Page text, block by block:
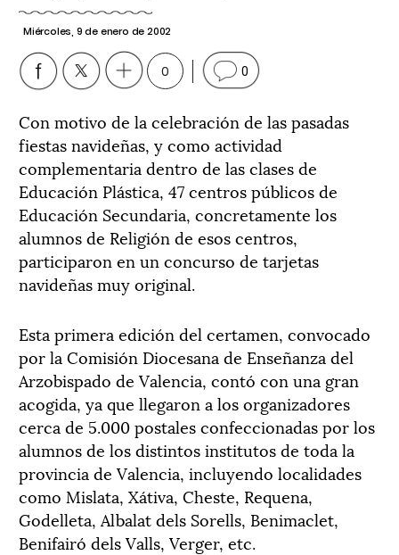
Miércoles, 9 de enero de 2002
0 0
Con motivo de la celebración de las pasadas
fiestas navideñas, y como actividad
complementaria dentro de las clases de
Educación Plástica, 47 centros públicos de
Educación Secundaria, concretamente los
alumnos de Religión de esos centros,
participaron en un concurso de tarjetas
navideñas muy original.
Esta primera edición del certamen, convocado
por la Comisión Diocesana de Enseñanza del
Arzobispado de Valencia, contó con una gran
acogida, ya que llegaron a los organizadores
cerca de 5.000 postales confeccionadas por los
alumnos de los distintos institutos de toda la
provincia de Valencia, incluyendo localidades
como Mislata, Xátiva, Cheste, Requena,
Godelleta, Albalat dels Sorells, Benimaclet,
Benifairó dels Valls, Verger, etc.